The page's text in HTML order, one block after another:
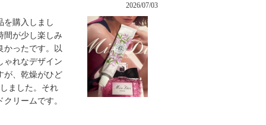
2026/07/03
を購入しまし
間が少し楽しみ
かったです。以
ゃれなデザイン
が、乾燥がひど
ました。それ
リームです。